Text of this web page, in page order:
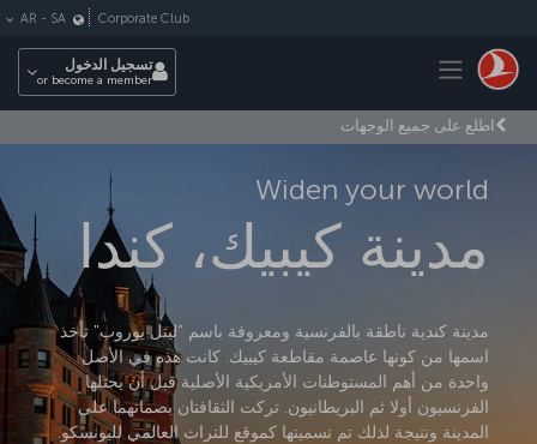
Toggle navigation
Corporate Club
AR - SA
تسجيل الدخول
or become a member
اطلع على جميع الوجهات
Widen your world
مدينة كيبيك، كندا
مدينة كندية ناطقة بالفرنسية ومعروفة باسم "ليتل يوروب" تأخذ
اسمها من كونها عاصمة مقاطعة كيبيك. كانت هذه في الأصل
واحدة من أهم المستوطنات الأمريكية الأصلية قبل أن يحتلها
الفرنسيون أولا ثم البريطانيون. تركت الثقافتان بصماتهما على
المدينة ونتيجة لذلك تم تسميتها كموقع للتراث العالمي لليونسكو.